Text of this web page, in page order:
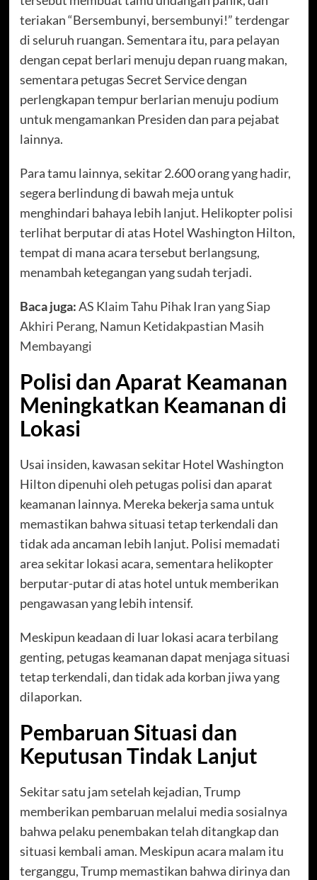
teriakan “Bersembunyi, bersembunyi!” terdengar
di seluruh ruangan. Sementara itu, para pelayan
dengan cepat berlari menuju depan ruang makan,
sementara petugas Secret Service dengan
perlengkapan tempur berlarian menuju podium
untuk mengamankan Presiden dan para pejabat
lainnya.
Para tamu lainnya, sekitar 2.600 orang yang hadir,
segera berlindung di bawah meja untuk
menghindari bahaya lebih lanjut. Helikopter polisi
terlihat berputar di atas Hotel Washington Hilton,
tempat di mana acara tersebut berlangsung,
menambah ketegangan yang sudah terjadi.
Baca juga:AS Klaim Tahu Pihak Iran yang Siap
Akhiri Perang, Namun Ketidakpastian Masih
Membayangi
Polisi dan Aparat Keamanan
Meningkatkan Keamanan di
Lokasi
Usai insiden, kawasan sekitar Hotel Washington
Hilton dipenuhi oleh petugas polisi dan aparat
keamanan lainnya. Mereka bekerja sama untuk
memastikan bahwa situasi tetap terkendali dan
tidak ada ancaman lebih lanjut. Polisi memadati
area sekitar lokasi acara, sementara helikopter
berputar-putar di atas hotel untuk memberikan
pengawasan yang lebih intensif.
Meskipun keadaan di luar lokasi acara terbilang
genting, petugas keamanan dapat menjaga situasi
tetap terkendali, dan tidak ada korban jiwa yang
dilaporkan.
Pembaruan Situasi dan
Keputusan Tindak Lanjut
Sekitar satu jam setelah kejadian, Trump
memberikan pembaruan melalui media sosialnya
bahwa pelaku penembakan telah ditangkap dan
situasi kembali aman. Meskipun acara malam itu
terganggu, Trump memastikan bahwa dirinya dan